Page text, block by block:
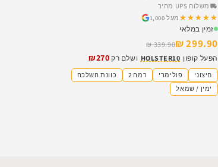
משלוח UPS מהיר
★★★★★
★★★★★ מעל 1,000
זמין במלאי
299.90 ₪
339.90 ₪
הפעל קופון HOLSTER10 ושלם רק ₪270
חיצוני פולימרי רמה 2
כוונת השלכה
ימין / שמאל